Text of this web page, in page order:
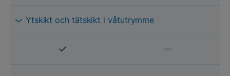
Ytskikt och tätskikt i våtutrymme